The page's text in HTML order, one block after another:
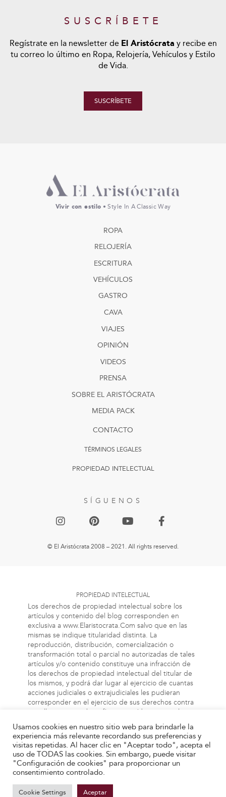
SUSCRÍBETE
Regístrate en la newsletter de El Aristócrata y recibe en
tu correo lo último en Ropa, Relojería, Vehículos y Estilo
de Vida.
SUSCRÍBETE
Vivir con estilo • Style In A Classic Way
ROPA
RELOJERÍA
ESCRITURA
VEHÍCULOS
GASTRO
CAVA
VIAJES
OPINIÓN
VIDEOS
PRENSA
SOBRE EL ARISTÓCRATA
MEDIA PACK
SÍGUENOS
© El Aristócrata 2008 – 2021. All rights reserved.
PROPIEDAD INTELECTUAL
TÉRMINOS LEGALES
CONTACTO
PROPIEDAD INTELECTUAL
Los derechos de propiedad intelectual sobre los
artículos y contenido del blog corresponden en
exclusiva a www.Elaristocrata.Com salvo que en las
mismas se indique titularidad distinta. La
reproducción, distribución, comercialización o
transformación total o parcial no autorizadas de tales
artículos y/o contenido constituye una infracción de
los derechos de propiedad intelectual del titular de
los mismos, y podrá dar lugar al ejercicio de cuantas
acciones judiciales o extrajudiciales les pudieran
corresponder en el ejercicio de sus derechos contra
aquellas personas bien físicas o jurídicas que vulneren
o perjudiquen los referidos derechos. Asimismo, la
información a la cual el usuario puede acceder a
través de este blog, puede estar protegida por
derechos de propiedad industrial, intelectual o de
otra índole. El propietario de este blog no será
responsable en ningún caso y bajo ningún concepto
cometer como usuario
Usamos cookies en nuestro sitio web para brindarle la
experiencia más relevante recordando sus preferencias y
visitas repetidas. Al hacer clic en "Aceptar todo", acepta el
uso de TODAS las cookies. Sin embargo, puede visitar
"Configuración de cookies" para proporcionar un
consentimiento controlado.
Cookie Settings Aceptar